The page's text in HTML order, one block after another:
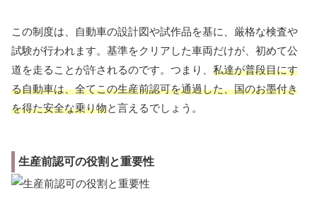
この制度は、自動車の設計図や試作品を基に、厳格な検査や
試験が行われます。基準をクリアした車両だけが、初めて公
道を走ることが許されるのです。つまり、 私達が普段目にす
る自動車は、全てこの生産前認可を通過した、国のお墨付き
を得た安全な乗り物と言えるでしょう。
生産前認可の役割と重要性